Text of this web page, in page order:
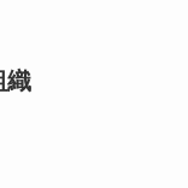
織